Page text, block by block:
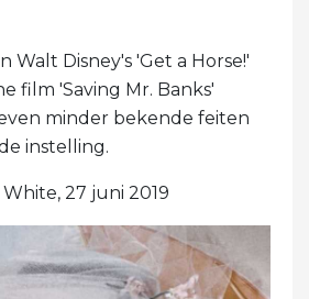
Walt Disney's 'Get a Horse!'
film 'Saving Mr. Banks'
minder bekende feiten
instelling.
27 juni 2019